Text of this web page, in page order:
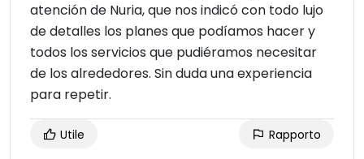
atención de Nuria, que nos indicó con todo lujo
de detalles los planes que podíamos hacer y
todos los servicios que pudiéramos necesitar
de los alrededores. Sin duda una experiencia
para repetir.
Utile Rapporto